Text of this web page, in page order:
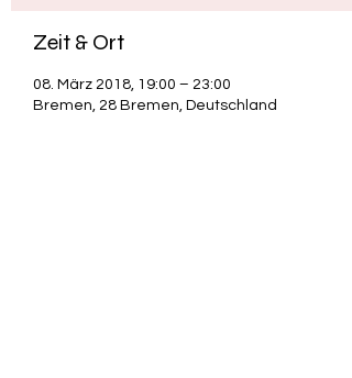
Zeit & Ort
08. März 2018, 19:00 – 23:00
Bremen, 28 Bremen, Deutschland